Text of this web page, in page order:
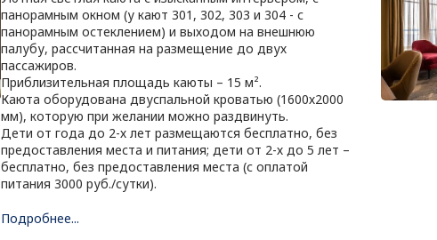
панорамным окном (у кают 301, 302, 303 и 304 - с
панорамным остеклением) и выходом на внешнюю
палубу, рассчитанная на размещение до двух
пассажиров.
Приблизительная площадь каюты – 15 м².
Каюта оборудована двуспальной кроватью (1600х2000
мм), которую при желании можно раздвинуть.
Дети от года до 2-х лет размещаются бесплатно, без
предоставления места и питания; дети от 2-х до 5 лет –
бесплатно, без предоставления места (с оплатой
питания 3000 руб./сутки).
Подробнее...